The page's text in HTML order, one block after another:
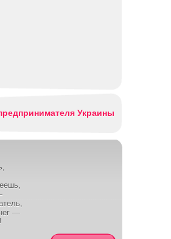
Украины
—